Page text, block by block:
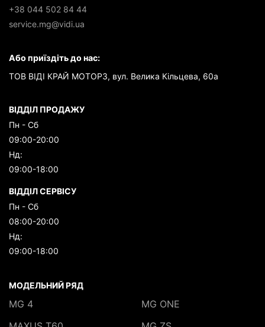
+38 044 502 84 44
service.mg@vidi.ua
Або приїздіть до нас:
ТОВ ВІДІ КРАЙ МОТОРЗ, вул. Велика Кільцева, 60а
ВІДДІЛ ПРОДАЖУ
Пн - Сб
09:00-20:00
Нд:
09:00-18:00
ВІДДІЛ СЕРВІСУ
Пн - Сб
08:00-20:00
Нд:
09:00-18:00
МОДЕЛЬНИЙ РЯД
MG 4
MG ONE